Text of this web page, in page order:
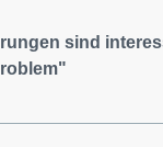
sind